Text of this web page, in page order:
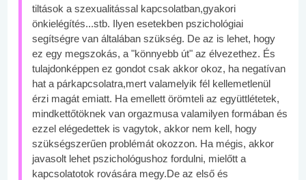
tiltások a szexualitással kapcsolatban,gyakori
önkielégítés...stb. Ilyen esetekben pszichológiai
segítségre van általában szükség. De az is lehet, hogy
ez egy megszokás, a "könnyebb út" az élvezethez. És
tulajdonképpen ez gondot csak akkor okoz, ha negatívan
hat a párkapcsolatra,mert valamelyik fél kellemetlenül
érzi magát emiatt. Ha emellett örömteli az együttlétetek,
mindkettőtöknek van orgazmusa valamilyen formában és
ezzel elégedettek is vagytok, akkor nem kell, hogy
szükségszerűen problémát okozzon. Ha mégis, akkor
javasolt lehet pszichológushoz fordulni, mielőtt a
kapcsolatotok rovására megy.De az első és